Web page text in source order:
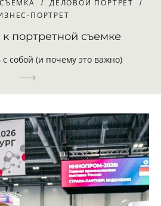
ДЕЛОВОЙ ПОРТРЕТ
ПОРТРЕТ
портретной съемке
собой (и почему это важно)